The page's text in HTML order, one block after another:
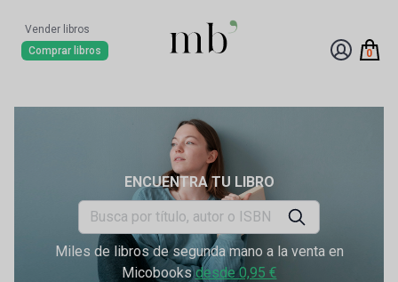
Vender libros
Comprar libros
0
ENCUENTRA TU LIBRO
Miles de libros de segunda mano a la venta en
Micobooksdesde 0,95 €